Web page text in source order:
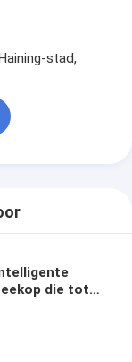
stad,
die tot